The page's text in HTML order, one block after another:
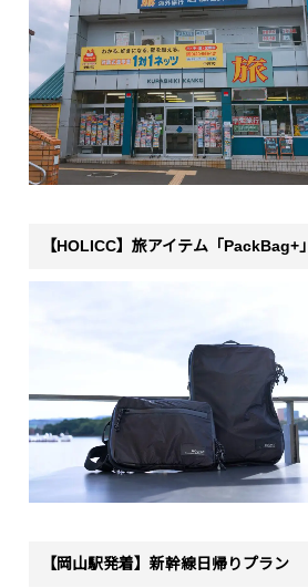
【HOLICC】旅アイテム「PackBag+」
【岡山駅発着】新幹線日帰りプラン